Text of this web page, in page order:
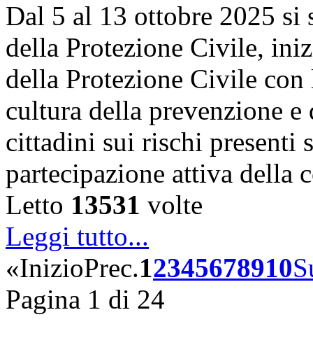
Dal 5 al 13 ottobre 2025 si
della Protezione Civile,
della Protezione Civile
cultura della prevenzione
cittadini sui rischi presenti
partecipazione attiva
Letto 13531 volte
Leggi tutto...
«InizioPrec.12345678910
Pagina 1 di 24